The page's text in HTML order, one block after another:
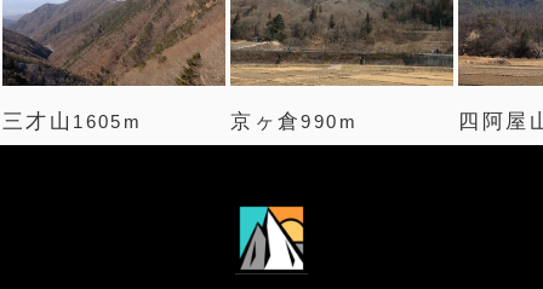
三才山 1605m 京ヶ倉990m 四阿屋